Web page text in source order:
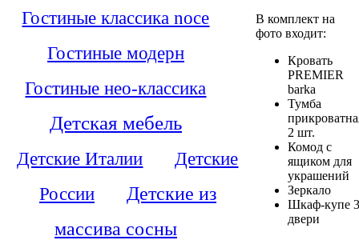
Гостиные классика noce
Гостиные модерн
Гостиные нео-классика
Детская мебель
Детские Италии
Детские
России
Детские из
массива сосны
В комплект на
фото входит:
Кровать
PREMIER
barka
Тумба
2 шт.
Комод с
ящиком для
украшений
Зеркало
Шкаф-купе 3
двери